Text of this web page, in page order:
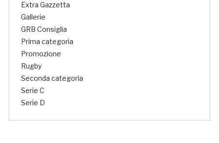
Extra Gazzetta
Gallerie
GRB Consiglia
Prima categoria
Promozione
Rugby
Seconda categoria
Serie C
Serie D